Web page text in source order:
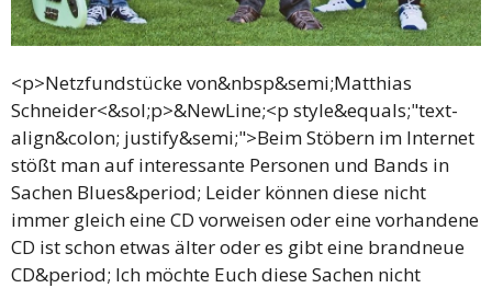
<p>Netzfundstücke von&nbsp&semi;Matthias
Schneider<&sol;p>&NewLine;<p style&equals;"text-
align&colon; justify&semi;">Beim Stöbern im Internet
stößt man auf interessante Personen und Bands in
Sachen Blues&period; Leider können diese nicht
immer gleich eine CD vorweisen oder eine vorhandene
CD ist schon etwas älter oder es gibt eine brandneue
CD&period; Ich möchte Euch diese Sachen nicht